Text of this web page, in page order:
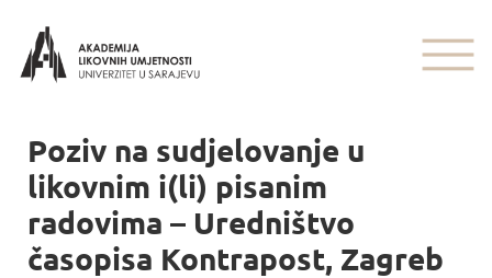
Poziv na sudjelovanje u
likovnim i(li) pisanim
radovima – Uredništvo
časopisa Kontrapost, Zagreb